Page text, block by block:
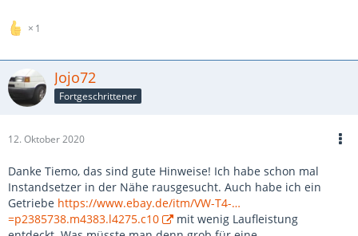
1
Jojo72
Fortgeschrittener
12. Oktober 2020
Danke Tiemo, das sind gute Hinweise! Ich habe schon mal
Instandsetzer in der Nähe rausgesucht. Auch habe ich ein
Getriebe https://www.ebay.de/itm/VW-T4-…
=p2385738.m4383.l4275.c10
mit wenig Laufleistung